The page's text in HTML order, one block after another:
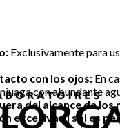
Exclusivamente para
con los ojos: En
con abundante
del alcance de los
excesiva al sol es